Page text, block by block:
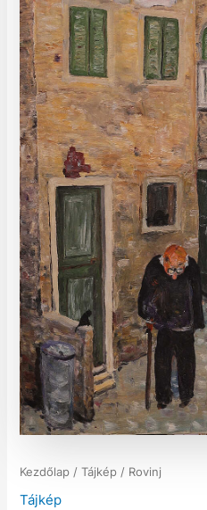
Kezdőlap /Tájkép / Rovinj
Tájkép